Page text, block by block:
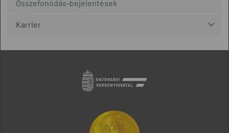
Összefonódás-bejelentések
Karrier